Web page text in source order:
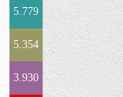
5.779
5.354
3.930